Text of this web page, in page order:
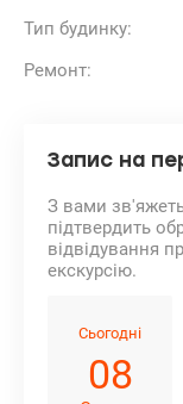
Тип будинку:
Ремонт:
Запис на
З вами
підтвердить
відвідування
екскурсію.
Сьогодні
08